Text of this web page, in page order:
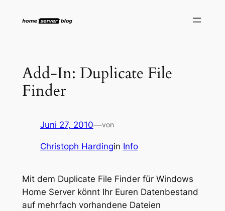
Inhalt
Add-In: Duplicate File
Finder
Juni 27, 2010—von
Christoph Hardingin Info
Mit dem Duplicate File Finder für Windows
Home Server könnt Ihr Euren Datenbestand
auf mehrfach vorhandene Dateien